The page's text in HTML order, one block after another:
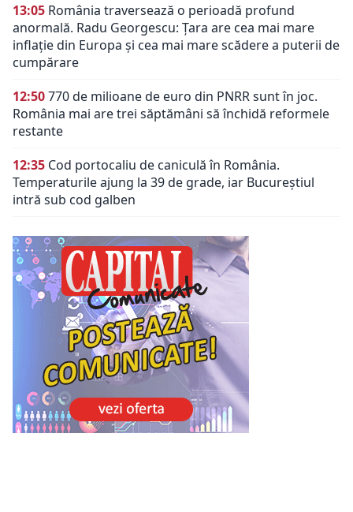
13:05 România traversează o perioadă profund
anormală. Radu Georgescu: Țara are cea mai mare
inflație din Europa și cea mai mare scădere a puterii de
cumpărare
12:50770 de milioane de euro din PNRR sunt în joc.
România mai are trei săptămâni să închidă reformele
restante
12:35 Cod portocaliu de caniculă în România.
Temperaturile ajung la 39 de grade, iar Bucureștiul
intră sub cod galben